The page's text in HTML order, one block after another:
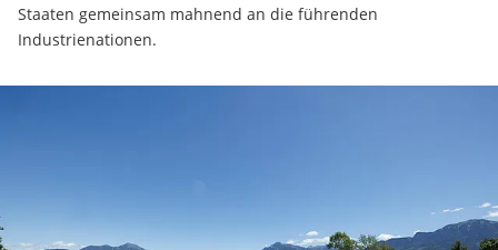
Staaten gemeinsam mahnend an die führenden
Industrienationen.